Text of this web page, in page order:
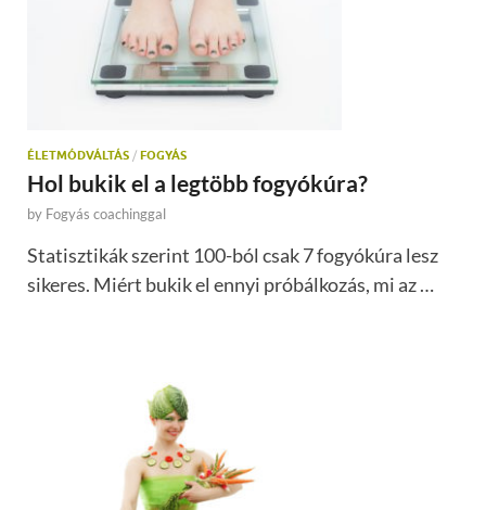
ÉLETMÓDVÁLTÁS / FOGYÁS
Hol bukik el a legtöbb fogyókúra?
by Fogyás coachinggal
Statisztikák szerint 100-ból csak 7 fogyókúra lesz
sikeres. Miért bukik el ennyi próbálkozás, mi az …